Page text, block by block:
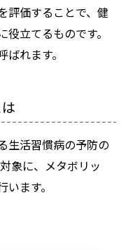
評価することで、健
立てるものです。
ばれます。
生活習慣病の予防の
象に、メタボリッ
ます。